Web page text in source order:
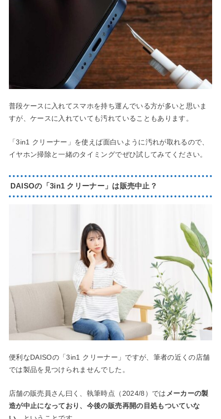
普段ケースに入れてスマホを持ち運んでいる方が多いと思いま
すが、ケースに入れていても汚れていることもあります。
「3in1 クリーナー」を使えば面白いように汚れが取れるので、
イヤホン掃除と一緒のタイミングでぜひ試してみてください。
DAISOの「3in1 クリーナー」は販売中止？
便利なDAISOの「3in1 クリーナー」ですが、筆者の近くの店舗
では製品を見つけられませんでした。
店舗の販売員さん曰く、執筆時点（2024/8）では メーカーの製
造が中止になっており、今後の販売再開の目処もついていな